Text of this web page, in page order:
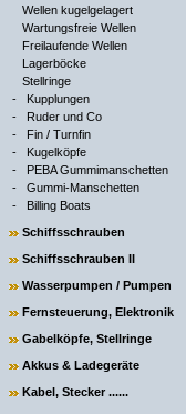
Wellen kugelgelagert
Wartungsfreie Wellen
Freilaufende Wellen
Lagerböcke
Stellringe
- Kupplungen
- Ruder und Co
- Fin / Turnfin
- Kugelköpfe
- PEBA Gummimanschetten
- Gummi-Manschetten
- Billing Boats
Schiffsschrauben
Schiffsschrauben II
Wasserpumpen / Pumpen
Fernsteuerung, Elektronik
Gabelköpfe, Stellringe
Akkus & Ladegeräte
Kabel, Stecker ......